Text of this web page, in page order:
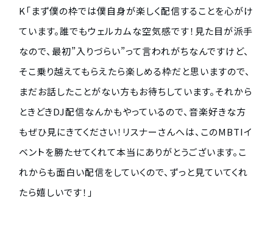
K「まず僕の枠では僕自身が楽しく配信することを心がけ
ています。誰でもウェルカムな空気感です！見た目が派手
なので、最初”入りづらい”って言われがちなんですけど、
そこ乗り越えてもらえたら楽しめる枠だと思いますので、
まだお話したことがない方もお待ちしています。それから
ときどきDJ配信なんかもやっているので、音楽好きな方
もぜひ見にきてください！リスナーさんへは、このMBTIイ
ベントを勝たせてくれて本当にありがとうございます。こ
れからも面白い配信をしていくので、ずっと見ていてくれ
たら嬉しいです！」